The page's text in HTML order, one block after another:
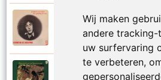
Wij maken
andere tracking-
uw surfervaring
te verbeteren,
Raymond Van Het
Mijn lieve schatje
Raymond Van Het